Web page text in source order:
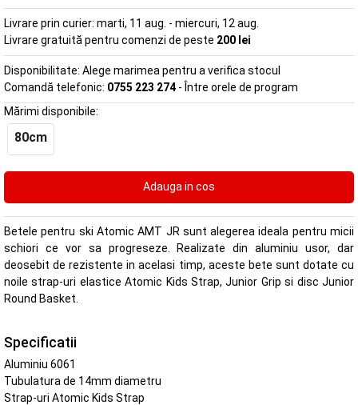
Livrare prin curier: marti, 11 aug. - miercuri, 12 aug.
Livrare gratuită pentru comenzi de peste 200 lei
Disponibilitate: Alege marimea pentru a verifica stocul
Comandă telefonic: 0755 223 274 - Între orele de program
Mărimi disponibile:
80cm
Betele pentru ski Atomic AMT JR sunt alegerea ideala pentru micii
schiori ce vor sa progreseze. Realizate din aluminiu usor, dar
deosebit de rezistente in acelasi timp, aceste bete sunt dotate cu
noile strap-uri elastice Atomic Kids Strap, Junior Grip si disc Junior
Round Basket.
Specificatii
Aluminiu 6061
Tubulatura de 14mm diametru
Strap-uri Atomic Kids Strap